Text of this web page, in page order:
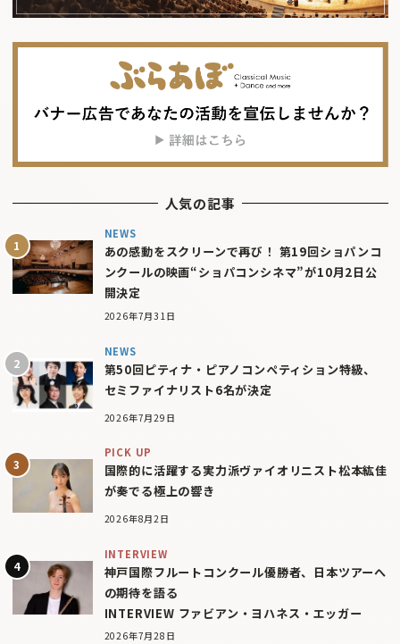
人気の記事
NEWS
あの感動をスクリーンで再び！ 第19回ショパンコ
ンクールの映画“ショパコンシネマ”が10月2日公
開決定
2026年7月31日
NEWS
第50回ピティナ・ピアノコンペティション特級、
セミファイナリスト6名が決定
2026年7月29日
PICK UP
国際的に活躍する実力派ヴァイオリニスト松本紘佳
が奏でる極上の響き
2026年8月2日
INTERVIEW
神戸国際フルートコンクール優勝者、日本ツアーへ
の期待を語る
INTERVIEW ファビアン・ヨハネス・エッガー
2026年7月28日